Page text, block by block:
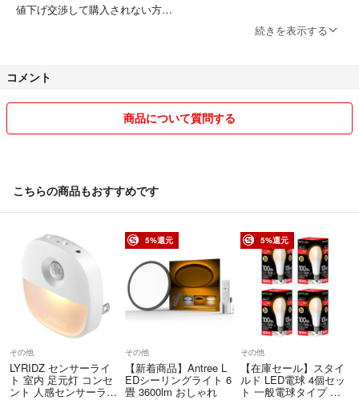
値下げ交渉して購入されない方
1000円以下の商品は送料分の売上が残らないこともあるので商品×50円
購入前提の方で動作確認してほしい方はおっしゃっていただければでき
発送方法は最安値で送るため変更になる場合もございます。
簡易包装、リサイクル資材で発送しますので完璧を求める方はご遠慮く
発送方法によっては商品写真にある外箱などは発送しない場合がござい
その分お値段の安くなっていますのでご了承の上ご購入お願いします。
タイムセール中の商品は上記の限りではございません。
続きを表示する
コメント
商品について質問する
こちらの商品もおすすめです
その他
LYRIDZ センサーライ
ト 室内 足元灯 コンセ
ント 人感センサーライ
5%還元
その他
【新着商品】Antree L
EDシーリングライト 6
畳 3600lm おしゃれ
5%還元
その他
【在庫セール】スタイ
ルド LED電球 4個セッ
ト 一般電球タイプ 口